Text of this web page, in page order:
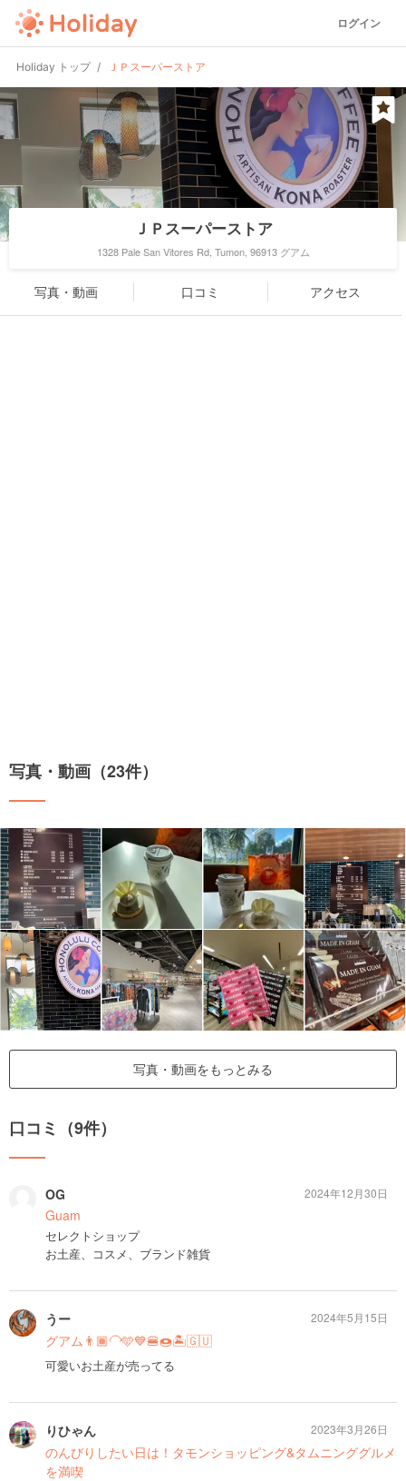
ログイン
Holiday トップ ＪＰスーパーストア
ＪＰスーパーストア
1328 Pale San Vitores Rd, Tumon, 96913 グアム
写真・動画 口コミ アクセス
写真・動画（23件）
写真・動画をもっとみる
口コミ（9件）
OG
Guam
セレクトショップ
お土産、コスメ、ブランド雑貨
2024年12月30日
うー
グアム👨🏾‍🦲🩵💙🍔🍩🏝️🇬🇺
可愛いお土産が売ってる
2024年5月15日
りひゃん
のんびりしたい日は！タモンショッピング&タムニンググルメ
を満喫
2023年3月26日